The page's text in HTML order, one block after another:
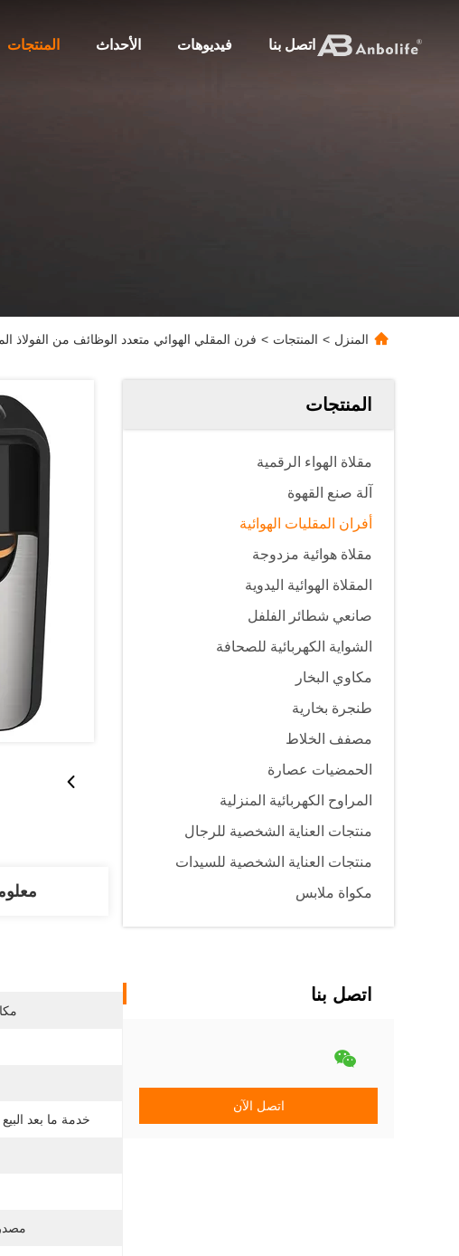
المنتجات الأحداث فيديوهات اتصل بنا
المنزل > المنتجات > فرن المقلي الهوائي متعدد الوظائف من الفولاذ المقاوم للصدأ 12 لتر
المنتجات
مقلاة الهواء الرقمية
آلة صنع القهوة
أفران المقليات الهوائية
مقلاة هوائية مزدوجة
المقلاة الهوائية اليدوية
صانعي شطائر الفلفل
الشواية الكهربائية للصحافة
مكاوي البخار
طنجرة بخارية
مصفف الخلاط
الحمضيات عصارة
المراوح الكهربائية المنزلية
منتجات العناية الشخصية للرجال
منتجات العناية الشخصية للسيدات
مكواة ملابس
اتصل بنا
اتصل الآن
خدمة ما بعد